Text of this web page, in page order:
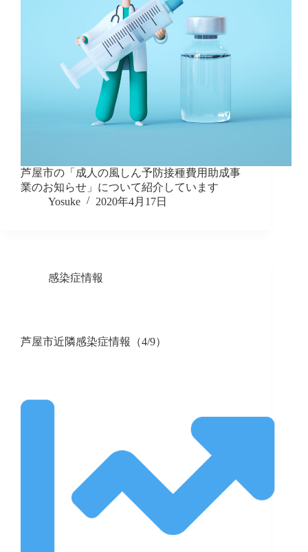
芦屋市の「成人の風しん予防接種費用助成事
業のお知らせ」について紹介しています
Yosuke
2020年4月17日
感染症情報
芦屋市近隣感染症情報（4/9）